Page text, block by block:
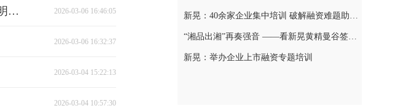
“百人千场进万站”文明实践丨鱼市镇：新春微宣讲传党音 文明新风润乡村 2026-03-06 16:46:05
2026-03-06 16:32:37
2026-03-04 15:22:13
2026-03-04 10:57:30
新晃：40余家企业集中培训 破解融资难题助力发展
“湘品出湘”再奏强音 ——看新晃黄精曼谷签单背后的“强链密码”
新晃：举办企业上市融资专题培训